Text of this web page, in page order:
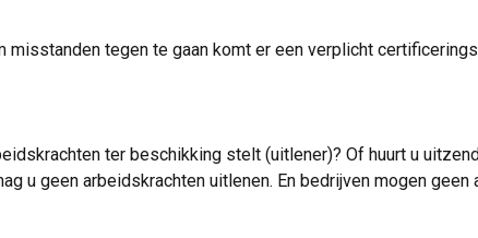
misstanden tegen te gaan komt er een verplicht
ter beschikking stelt (uitlener)? Of huurt u
u geen arbeidskrachten uitlenen. En bedrijven mogen